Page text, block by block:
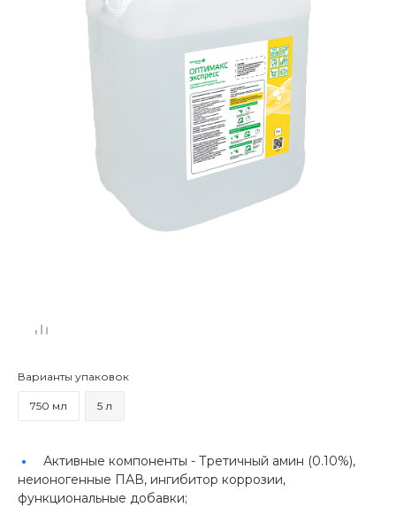
Варианты упаковок
750 мл 5 л
Активные компоненты - Третичный амин (0.10%),
неионогенные ПАВ, ингибитор коррозии,
функциональные добавки;